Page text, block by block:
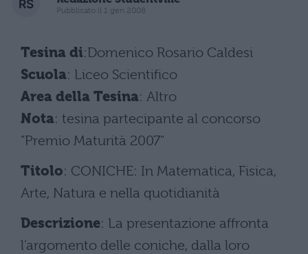
Pubblicato il 1 gen 2008
Tesina di:Domenico Rosario Caldesi
Scuola: Liceo Scientifico
Area della Tesina: Altro
Nota: tesina partecipante al concorso
"Premio Maturità 2007"
Titolo: CONICHE: In Matematica, Fisica,
Arte, Natura e nella quotidianità
Descrizione: La presentazione affronta
l’argomento delle coniche, dalla loro